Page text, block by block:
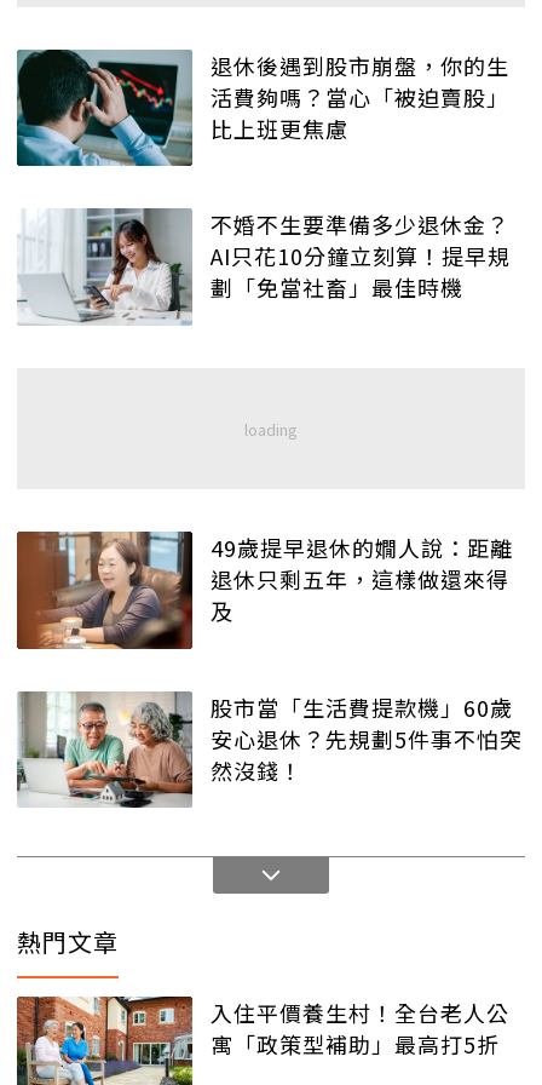
退休後遇到股市崩盤，你的生
活費夠嗎？當心「被迫賣股」
比上班更焦慮
不婚不生要準備多少退休金？
AI只花10分鐘立刻算！提早規
劃「免當社畜」最佳時機
49歲提早退休的嫺人說：距離
退休只剩五年，這樣做還來得
及
股市當「生活費提款機」60歲
安心退休？先規劃5件事不怕突
然沒錢！
熱門文章
入住平價養生村！全台老人公
寓「政策型補助」最高打5折